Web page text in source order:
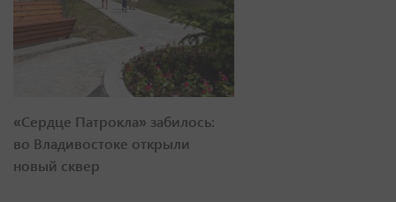
«Сердце Патрокла» забилось:
во Владивостоке открыли
новый сквер